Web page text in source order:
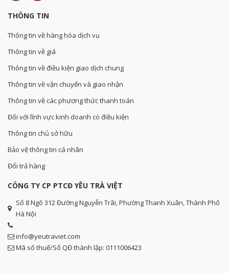
THÔNG TIN
Thông tin về hàng hóa dịch vụ
Thông tin về giá
Thông tin về điều kiện giao dịch chung
Thông tin về vận chuyển và giao nhận
Thông tin về các phương thức thanh toán
Đối với lĩnh vực kinh doanh có điều kiện
Thông tin chủ sở hữu
Bảo vệ thông tin cá nhân
Đổi trả hàng
CÔNG TY CP PTCĐ YÊU TRÀ VIỆT
Số 8 Ngõ 312 Đường Nguyễn Trãi, Phường Thanh Xuân, Thành Phố
Hà Nội
info@yeutraviet.com
Mã số thuế/Số QĐ thành lập: 0111006423